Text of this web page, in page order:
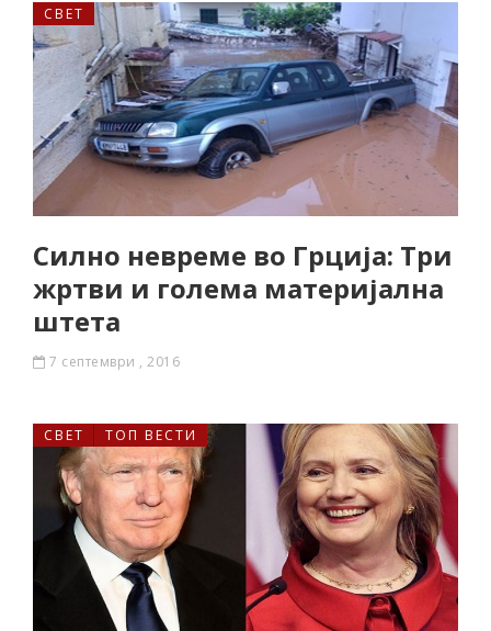
СВЕТ
Силно невреме во Грција: Три
жртви и голема материјална
штета
7 септември , 2016
СВЕТ ТОП ВЕСТИ